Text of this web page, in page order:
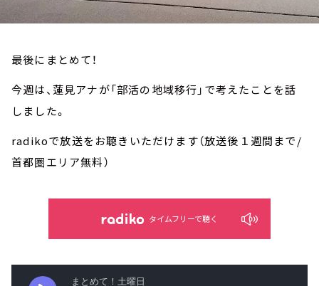
最後にまとめて！
今週は、蓮見アナが「部活の地域移行」で考えたことを話
しました。
radikoで放送をお聴きいただけます（放送後１週間まで/
首都圏エリア無料）
タイムフリーで聴く